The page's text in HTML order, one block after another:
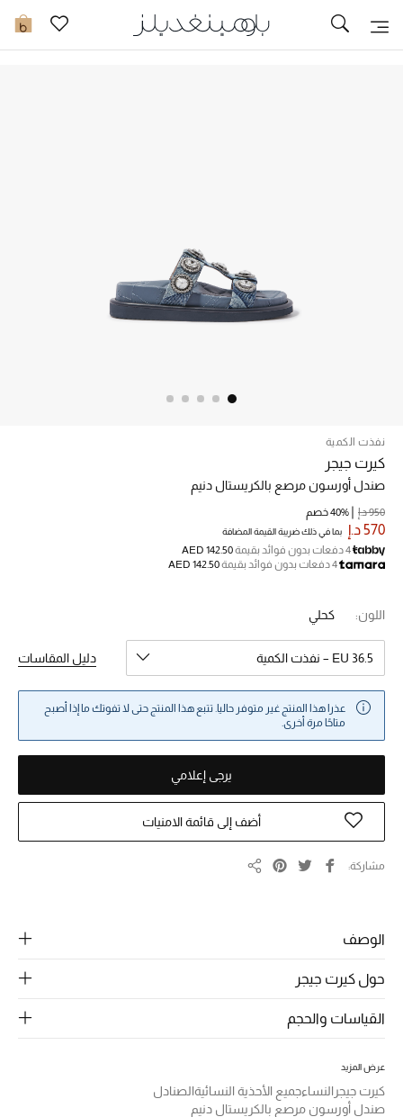
0 تخفيضات
خصم حتى 70%
تسوقوا الآن
ما وصلنا حديثاً
النساء
الحقائب النسائية
الرجال
مستلزمات المنزل
المجوهرات
نسوقوا أحدث ما وصلنا
نفذت الكمية
كيرت جيجر
صندل أورسون مرصع بالكريستال دنيم
570 د.إ بما في ذلك ضريبة القيمة المضافة
950 د.إ 40% خصم
4 دفعات بدون فوائد بقيمة
AED 142.50
4 دفعات بدون فوائد بقيمة
AED 142.50
اللون: كحلي
EU 36.5 – نفذت الكمية دليل المقاسات
عذرا هذا المنتج غير متوفر حاليا. تتبع هذا المنتج حتى لا تفوتك ما إذا أصبح
متاحًا مرة أخرى.
يرجى إعلامي
أضف إلى قائمة الامنيات
مشاركة
الوصف
حول كيرت جيجر
القياسات والحجم
عرض المزيد
كيرت جيجر النساءجميع الأحذية النسائيةالصنادل
صندل أورسون مرصع بالكريستال دنيم